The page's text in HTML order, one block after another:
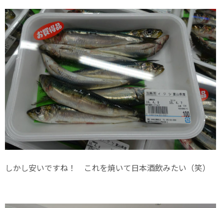
しかし安いですね！ これを焼いて日本酒飲みたい（笑）